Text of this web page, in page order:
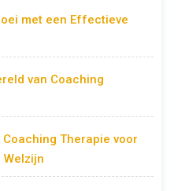
met een Effectieve
van Coaching
Therapie voor
Welzijn